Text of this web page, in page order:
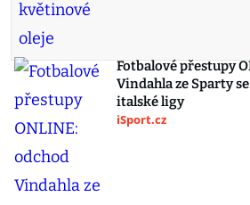
Fotbalové přestupy
Vindahla ze Sparty
italské ligy
iSport.cz